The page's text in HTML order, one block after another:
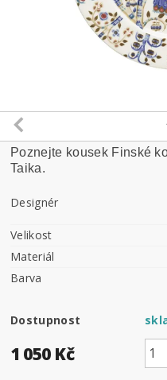
Poznejte kousek Finské
Taika.
Designér
Velikost
Materiál
Barva
Dostupnost
1 050 Kč